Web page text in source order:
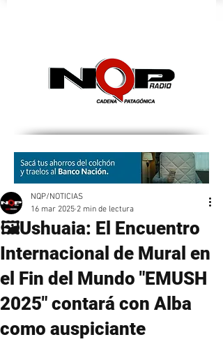
🖼Ushuaia: El Encuentro
Internacional de Mural en
el Fin del Mundo "EMUSH
2025" contará con Alba
como auspiciante
NQP/NOTICIAS
16 mar 2025 2 min de lectura